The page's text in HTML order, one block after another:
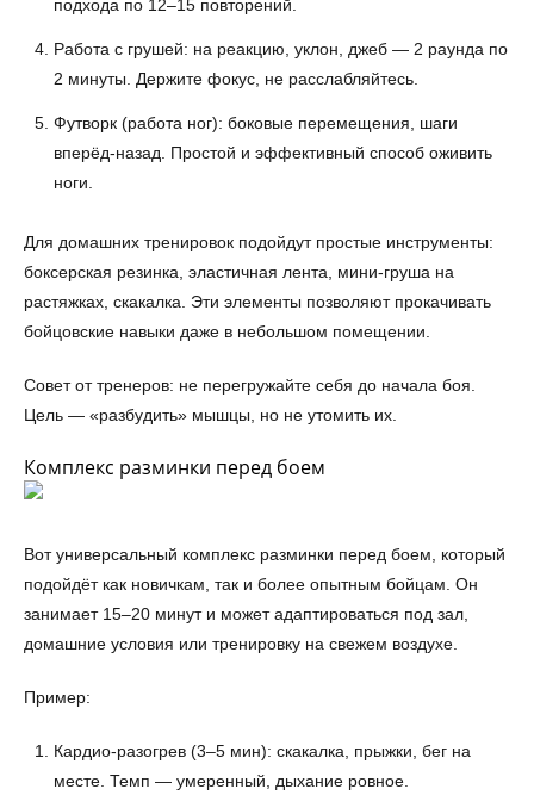
подхода по 12–15 повторений.
Работа с грушей: на реакцию, уклон, джеб — 2 раунда по
2 минуты. Держите фокус, не расслабляйтесь.
Футворк (работа ног): боковые перемещения, шаги
вперёд-назад. Простой и эффективный способ оживить
ноги.
Для домашних тренировок подойдут простые инструменты:
боксерская резинка, эластичная лента, мини-груша на
растяжках, скакалка. Эти элементы позволяют прокачивать
бойцовские навыки даже в небольшом помещении.
Совет от тренеров: не перегружайте себя до начала боя.
Цель — «разбудить» мышцы, но не утомить их.
Комплекс разминки перед боем
Вот универсальный комплекс разминки перед боем, который
подойдёт как новичкам, так и более опытным бойцам. Он
занимает 15–20 минут и может адаптироваться под зал,
домашние условия или тренировку на свежем воздухе.
Пример:
Кардио-разогрев (3–5 мин): скакалка, прыжки, бег на
месте. Темп — умеренный, дыхание ровное.